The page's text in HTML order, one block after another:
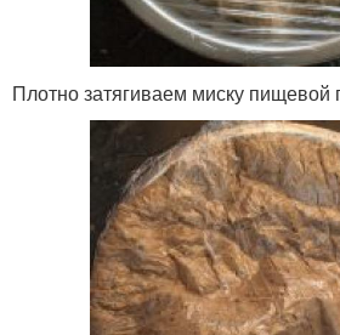
Плотно затягиваем миску пищевой